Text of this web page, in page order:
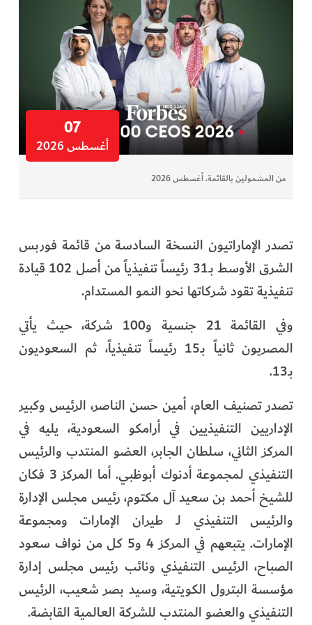
07
أغسطس 2026
من المشمولين بالقائمة. أغسطس 2026
تصدر الإماراتيون النسخة السادسة من قائمة فوربس
الشرق الأوسط بـ31 رئيساً تنفيذياً من أصل 102 قيادة
تنفيذية تقود شركاتها نحو النمو المستدام.
وفي القائمة 21 جنسية و100 شركة، حيث يأتي
المصريون ثانياً بـ15 رئيساً تنفيذياً، ثم السعوديون
بـ13.
تصدر تصنيف العام، أمين حسن الناصر، الرئيس وكبير
الإداريين التنفيذيين في أرامكو السعودية، يليه في
المركز الثاني، سلطان الجابر، العضو المنتدب والرئيس
التنفيذي لمجموعة أدنوك أبوظبي. أما المركز 3 فكان
للشيخ أحمد بن سعيد آل مكتوم، رئيس مجلس الإدارة
والرئيس التنفيذي لـ طيران الإمارات ومجموعة
الإمارات. يتبعهم في المركز 4 و5 كل من نواف سعود
الصباح، الرئيس التنفيذي ونائب رئيس مجلس إدارة
مؤسسة البترول الكويتية، وسيد بصر شعيب، الرئيس
التنفيذي والعضو المنتدب للشركة العالمية القابضة.